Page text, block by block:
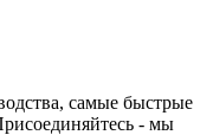
самые быстрые
- мы